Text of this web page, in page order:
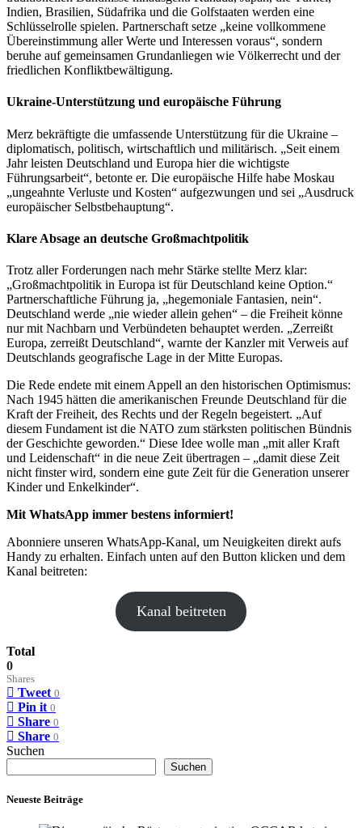
Indien, Brasilien, Südafrika und die Golfstaaten werden eine
Schlüsselrolle spielen. Partnerschaft setze „keine vollkommene
Übereinstimmung aller Werte und Interessen voraus“, sondern
beruhe auf gemeinsamen Grundanliegen wie Völkerrecht und der
friedlichen Konfliktbewältigung.
Ukraine-Unterstützung und europäische Führung
Merz bekräftigte die umfassende Unterstützung für die Ukraine –
diplomatisch, politisch, wirtschaftlich und militärisch. „Seit einem
Jahr leisten Deutschland und Europa hier die wichtigste
Führungsarbeit“, betonte er. Die europäische Hilfe habe Moskau
„ungeahnte Verluste und Kosten“ aufgezwungen und sei „Ausdruck
europäischer Selbstbehauptung“.
Klare Absage an deutsche Großmachtpolitik
Trotz aller Forderungen nach mehr Stärke stellte Merz klar:
„Großmachtpolitik in Europa ist für Deutschland keine Option.“
Partnerschaftliche Führung ja, „hegemoniale Fantasien, nein“.
Deutschland werde „nie wieder allein gehen“ – die Freiheit könne
nur mit Nachbarn und Verbündeten behauptet werden. „Zerreißt
Europa, zerreißt Deutschland“, warnte der Kanzler mit Verweis auf
Deutschlands geografische Lage in der Mitte Europas.
Die Rede endete mit einem Appell an den historischen Optimismus:
Nach 1945 hätten die amerikanischen Freunde Deutschland für die
Kraft der Freiheit, des Rechts und der Regeln begeistert. „Auf
diesem Fundament ist die NATO zum stärksten politischen Bündnis
der Geschichte geworden.“ Diese Idee wolle man „mit aller Kraft
und Leidenschaft“ in die neue Zeit übertragen – „damit diese Zeit
nicht finster wird, sondern eine gute Zeit für die Generation unserer
Kinder und Enkelkinder“.
Mit WhatsApp immer bestens informiert!
Abonniere unseren WhatsApp-Kanal, um Neuigkeiten direkt aufs
Handy zu erhalten. Einfach unten auf den Button klicken und dem
Kanal beitreten:
Kanal beitreten
Total
0
Shares
Tweet 0
Pin it 0
Share 0
Share 0
Suchen
Suchen
Neueste Beiträge